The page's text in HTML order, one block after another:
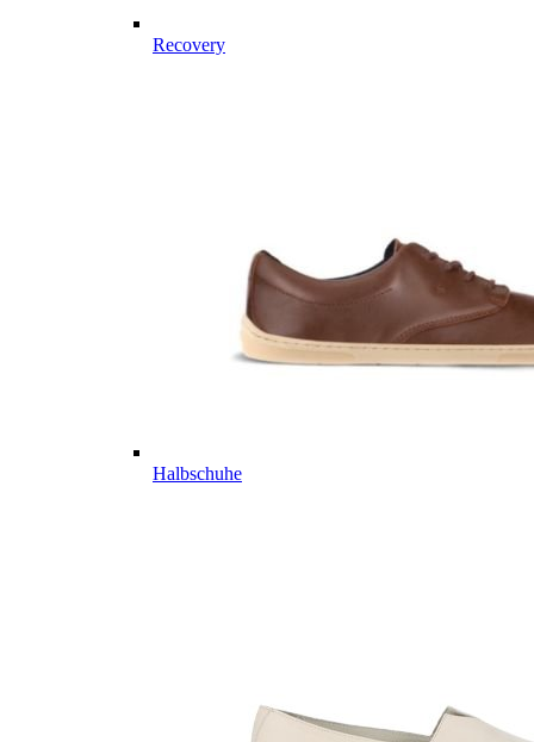
Recovery
Halbschuhe